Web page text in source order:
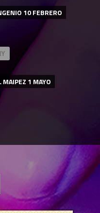
10 FEBRERO
MAIPEZ 1 MAYO